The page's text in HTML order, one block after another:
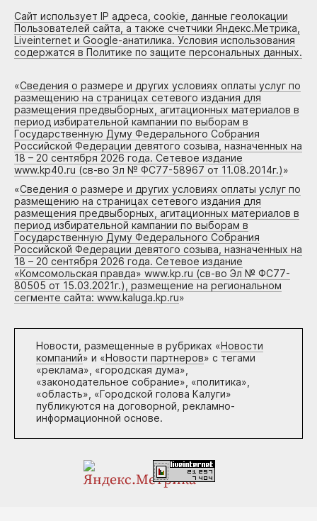
Сайт использует IP адреса, cookie, данные геолокации
Пользователей сайта, а также счетчики Яндекс.Метрика,
Liveinternet и Google-анатилика. Условия использования
содержатся в Политике по защите персональных данных.
«Сведения о размере и других условиях оплаты услуг по
размещению на страницах сетевого издания для
размещения предвыборных, агитационных материалов в
период избирательной кампании по выборам в
Государственную Думу Федерального Собрания
Российской Федерации девятого созыва, назначенных на
18 – 20 сентября 2026 года. Сетевое издание
www.kp40.ru (св-во Эл № ФС77-58967 от 11.08.2014г.)»
«Сведения о размере и других условиях оплаты услуг по
размещению на страницах сетевого издания для
размещения предвыборных, агитационных материалов в
период избирательной кампании по выборам в
Государственную Думу Федерального Собрания
Российской Федерации девятого созыва, назначенных на
18 – 20 сентября 2026 года. Сетевое издание
«Комсомольская правда» www.kp.ru (св-во Эл № ФС77-
80505 от 15.03.2021г.), размещение на региональном
сегменте сайта: www.kaluga.kp.ru»
Новости, размещенные в рубриках «Новости
компаний» и «Новости партнеров» с тегами
«реклама», «городская дума»,
«законодательное собрание», «политика»,
«область», «Городской голова Калуги»
публикуются на договорной, рекламно-
информационной основе.